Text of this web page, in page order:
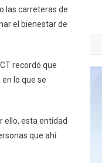
las carreteras de
el bienestar de
recordó que
lo que se
ello, esta entidad
que ahí